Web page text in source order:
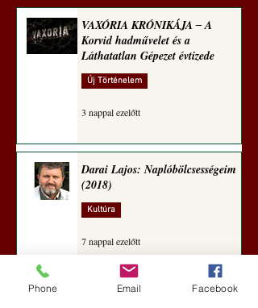
VAXÓRIA KRÓNIKÁJA ‒ A
Korvid hadművelet és a
Láthatatlan Gépezet évtizede
Új Történelem
3 nappal ezelőtt
Darai Lajos: Naplóbölcsességeim
(2018)
Kultúra
7 nappal ezelőtt
Phone Email Facebook